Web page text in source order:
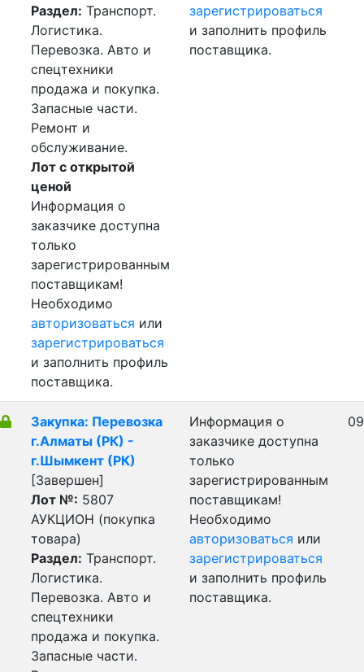
Раздел: Транспорт.
Логистика.
Перевозка. Авто и
спецтехники
продажа и покупка.
Запасные части.
Ремонт и
обслуживание.
Лот с открытой
ценой
Информация о
заказчике доступна
только
зарегистрированным
поставщикам!
Необходимо
авторизоваться или
зарегистрироваться
и заполнить профиль
поставщика.
зарегистрироваться
и заполнить профиль
поставщика.
Закупка: Перевозка
г.Алматы (РК) -
г.Шымкент (РК)
[Завершен]
Лот №: 5807
АУКЦИОН (покупка
товара)
Раздел: Транспорт.
Логистика.
Перевозка. Авто и
спецтехники
продажа и покупка.
Запасные части.
Информация о
заказчике доступна
только
зарегистрированным
поставщикам!
Необходимо
авторизоваться или
зарегистрироваться
и заполнить профиль
поставщика.